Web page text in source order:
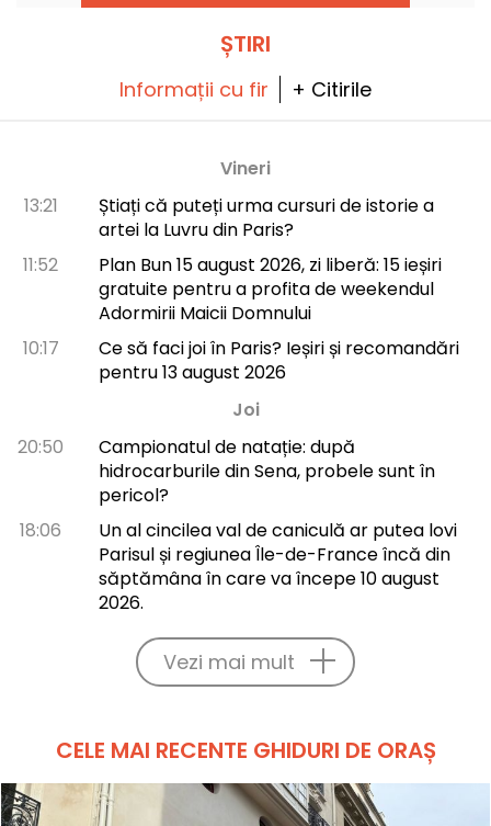
ȘTIRI
Informații cu fir + Citirile
Vineri
13:21
Știați că puteți urma cursuri de istorie a
artei la Luvru din Paris?
11:52
Plan Bun 15 august 2026, zi liberă: 15 ieșiri
gratuite pentru a profita de weekendul
Adormirii Maicii Domnului
10:17
Ce să faci joi în Paris? Ieșiri și recomandări
pentru 13 august 2026
Joi
20:50
Campionatul de natație: după
hidrocarburile din Sena, probele sunt în
pericol?
18:06
Un al cincilea val de caniculă ar putea lovi
Parisul și regiunea Île-de-France încă din
săptămâna în care va începe 10 august
2026.
Vezi mai mult
CELE MAI RECENTE GHIDURI DE ORAȘ